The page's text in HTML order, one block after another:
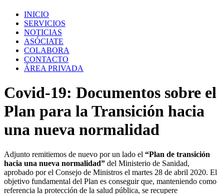
INICIO
SERVICIOS
NOTICIAS
ASÓCIATE
COLABORA
CONTACTO
ÁREA PRIVADA
Covid-19: Documentos sobre el
Plan para la Transición hacia
una nueva normalidad
Adjunto remitiemos de nuevo por un lado el “Plan de transición
hacia una nueva normalidad” del Ministerio de Sanidad,
aprobado por el Consejo de Ministros el martes 28 de abril 2020. El
objetivo fundamental del Plan es conseguir que, manteniendo como
referencia la protección de la salud pública, se recupere